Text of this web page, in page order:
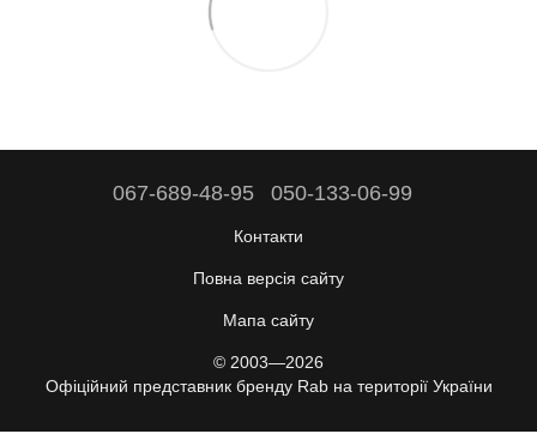
067-689-48-95 050-133-06-99
Контакти
Повна версія сайту
Мапа сайту
© 2003—2026
Офіційний представник бренду Rab на території України